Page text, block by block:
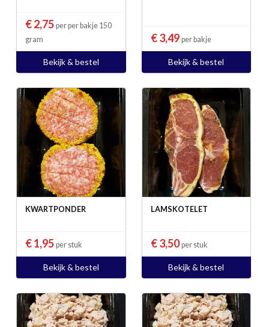
€ 2,75 per per bakje 150
gram
Bekijk & bestel
€ 3,49 per bakje
Bekijk & bestel
KWARTPONDER
€ 1,95 per stuk
Bekijk & bestel
LAMSKOTELET
€ 3,50per stuk
Bekijk & bestel